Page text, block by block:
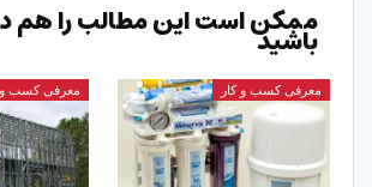
ممکن است این مطالب را هم
باشید
معرفی کسب و کار معرفی کسب و